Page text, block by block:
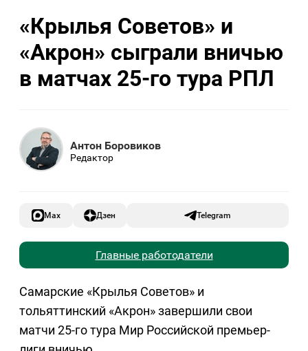
«Крылья Советов» и
«Акрон» сыграли вничью
в матчах 25-го тура РПЛ
Антон Боровиков
Редактор
Max Дзен Telegram
Главные работодатели
Самарские «Крылья Советов» и
тольяттинский «Акрон» завершили свои
матчи 25-го тура Мир Российской премьер-